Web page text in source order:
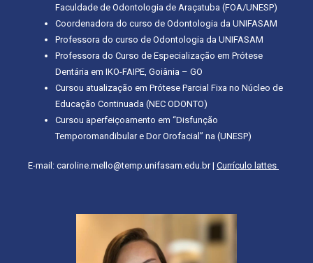
Faculdade de Odontologia de Araçatuba (FOA/UNESP)
Coordenadora do curso de Odontologia da UNIFASAM
Professora do curso de Odontologia da UNIFASAM
Professora do Curso de Especialização em Prótese
Dentária em IKO-FAIPE, Goiânia – GO
Cursou atualização em Prótese Parcial Fixa no Núcleo de
Educação Continuada (NEC ODONTO)
Cursou aperfeiçoamento em “Disfunção
Temporomandibular e Dor Orofacial” na (UNESP)
E-mail: caroline.mello@temp.unifasam.edu.br | Currículo lattes